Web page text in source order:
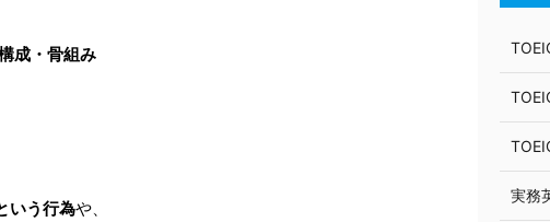
成・骨組み
いう行為や、
実務